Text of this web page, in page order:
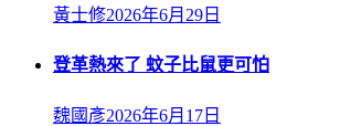
黃士修2026年6月29日
登革熱來了 蚊子比鼠更可怕
魏國彥2026年6月17日